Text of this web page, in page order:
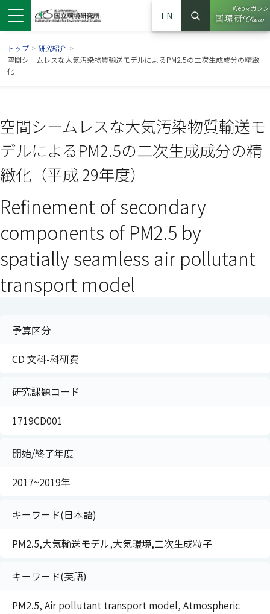
ドウで開きます）
ンドウで開きます）
ウインドウで開きます）
EN
サイト内検索
検索
Webマガジン
（別ウイ
トップ > 研究紹介 >
空間シームレスな大気汚染物質輸送モデルによるPM2.5の二次生成成分の精緻
化
空間シームレスな大気汚染物質輸送モ
デルによるPM2.5の二次生成成分の精
緻化（平成 29年度）
Refinement of secondary
components of PM2.5 by
spatially seamless air pollutant
transport model
予算区分
CD 文科-科研費
研究課題コード
1719CD001
開始/終了年度
2017~2019年
キーワード(日本語)
PM2.5,大気輸送モデル,大気環境,二次生成粒子
キーワード(英語)
PM2.5, Air pollutant transport model, Atmospheric